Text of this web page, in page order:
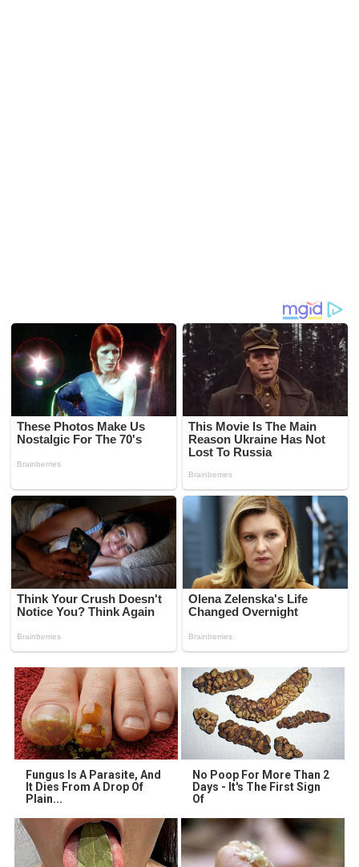
Fungus Is A Parasite, And
It Dies From A Drop Of
Plain...
No Poop For More Than 2
Days - It's The First Sign
Of